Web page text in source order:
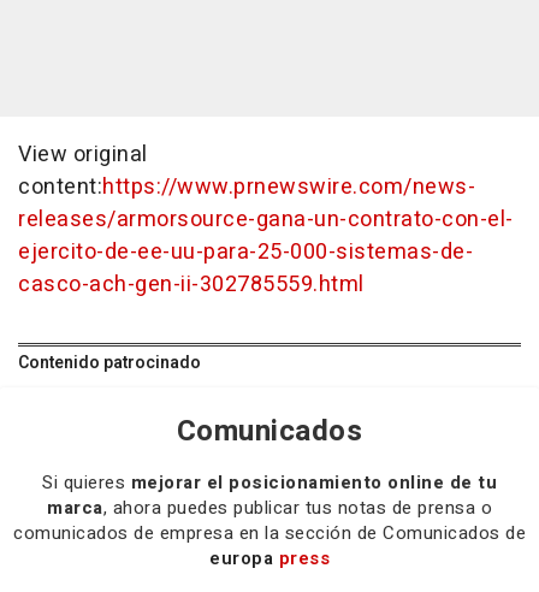
View original
content:https://www.prnewswire.com/news-
releases/armorsource-gana-un-contrato-con-el-
ejercito-de-ee-uu-para-25-000-sistemas-de-
casco-ach-gen-ii-302785559.html
Contenido patrocinado
Comunicados
Si quieres mejorar el posicionamiento online de tu
marca, ahora puedes publicar tus notas de prensa o
comunicados de empresa en la sección de Comunicados de
europa press